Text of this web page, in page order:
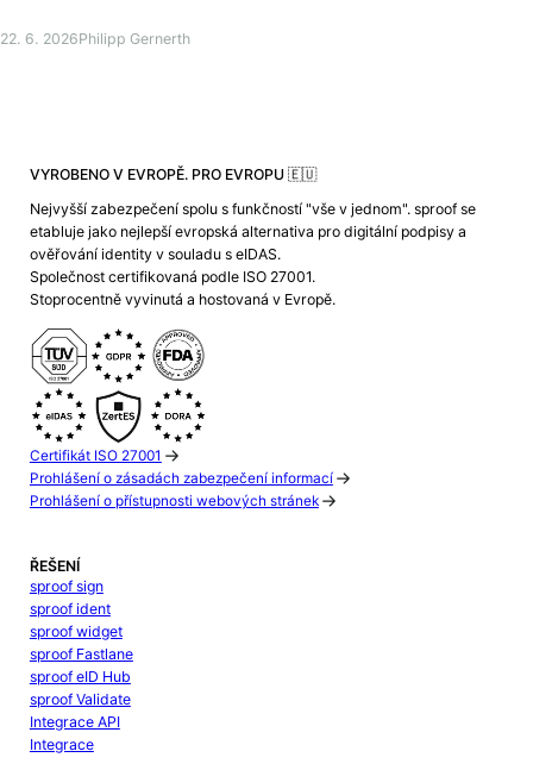
22. 6. 2026Philipp Gernerth
VYROBENO V EVROPĚ. PRO EVROPU 🇪🇺
Nejvyšší zabezpečení spolu s funkčností "vše v jednom". sproof se
etabluje jako nejlepší evropská alternativa pro digitální podpisy a
ověřování identity v souladu s eIDAS.
Společnost certifikovaná podle ISO 27001.
Stoprocentně vyvinutá a hostovaná v Evropě.
Certifikát ISO 27001
Prohlášení o zásadách zabezpečení informací
Prohlášení o přístupnosti webových stránek
ŘEŠENÍ
sproof sign
sproof ident
sproof widget
sproof Fastlane
sproof eID Hub
sproof Validate
Integrace API
Integrace